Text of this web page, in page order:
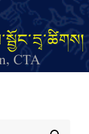
CTA